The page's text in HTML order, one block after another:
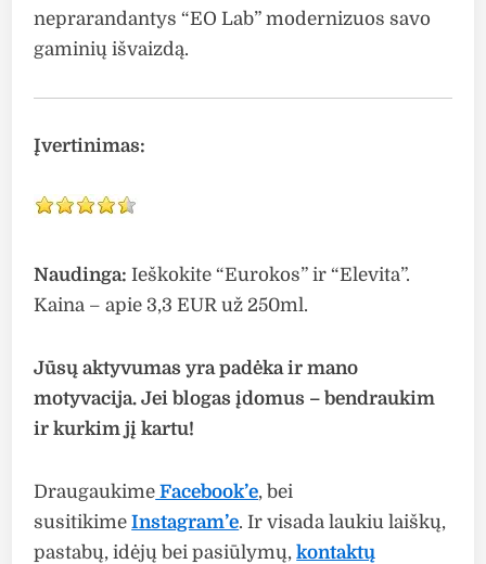
neprarandantys “EO Lab” modernizuos savo
gaminių išvaizdą.
Įvertinimas:
Naudinga:Ieškokite “Eurokos” ir “Elevita”.
Kaina – apie 3,3 EUR už 250ml.
Jūsų aktyvumas yra padėka ir mano
motyvacija. Jei blogas įdomus – bendraukim
ir kurkim jį kartu!
Draugaukime Facebook’e, bei
susitikimeInstagram’e. Ir visada laukiu laiškų,
pastabų, idėjų bei pasiūlymų,kontaktų